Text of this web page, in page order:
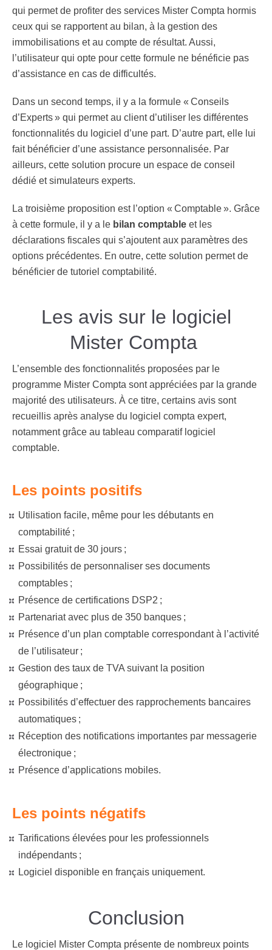
qui permet de profiter des services Mister Compta hormis
ceux qui se rapportent au bilan, à la gestion des
immobilisations et au compte de résultat. Aussi,
l’utilisateur qui opte pour cette formule ne bénéficie pas
d’assistance en cas de difficultés.
Dans un second temps, il y a la formule « Conseils
d’Experts » qui permet au client d’utiliser les différentes
fonctionnalités du logiciel d’une part. D’autre part, elle lui
fait bénéficier d’une assistance personnalisée. Par
ailleurs, cette solution procure un espace de conseil
dédié et simulateurs experts.
La troisième proposition est l’option « Comptable ». Grâce
à cette formule, il y a le bilan comptable et les
déclarations fiscales qui s’ajoutent aux paramètres des
options précédentes. En outre, cette solution permet de
bénéficier de tutoriel comptabilité.
Les avis sur le logiciel
Mister Compta
L’ensemble des fonctionnalités proposées par le
programme Mister Compta sont appréciées par la grande
majorité des utilisateurs. À ce titre, certains avis sont
recueillis après analyse du logiciel compta expert,
notamment grâce au tableau comparatif logiciel
comptable.
Les points positifs
Utilisation facile, même pour les débutants en
comptabilité ;
Essai gratuit de 30 jours ;
Possibilités de personnaliser ses documents
comptables ;
Présence de certifications DSP2 ;
Partenariat avec plus de 350 banques ;
Présence d’un plan comptable correspondant à l’activité
de l’utilisateur ;
Gestion des taux de TVA suivant la position
géographique ;
Possibilités d’effectuer des rapprochements bancaires
automatiques ;
Réception des notifications importantes par messagerie
électronique ;
Présence d’applications mobiles.
Les points négatifs
Tarifications élevées pour les professionnels
indépendants ;
Logiciel disponible en français uniquement.
Conclusion
Le logiciel Mister Compta présente de nombreux points